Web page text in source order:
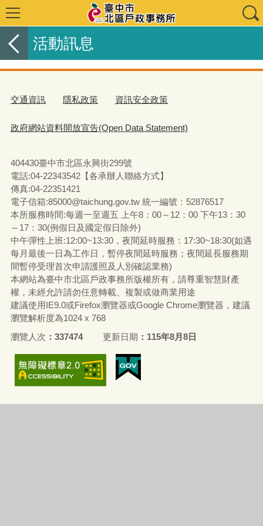
活動訊息
交通資訊 隱私政策 資訊安全政策
政府網站資料開放宣告(Open Data Statement)
404430臺中市北區永興街299號
電話:04-22343542【各承辦人聯絡方式】
傳真:04-22351421
電子信箱:85000@taichung.gov.tw 統一編號：52876517
本所服務時間:每週一至週五 上午8：00～12：00 下午13：30
～17：30(例假日及國定假日除外)
中午彈性上班:12:00~13:30，夜間延時服務：17:30~18:30(如遇
每月最後一日為工作日，暫停夜間延時服務；夜間延長服務期
間暫停受理首次申請護照及人別確認業務)
本網站為臺中市北區戶政事務所版權所有，請尊重智慧財產
權，未經允許請勿任意轉載、複製或做商業用途
建議使用IE9.0或Firefox瀏覽器或Google Chrome瀏覽器，建議
瀏覽解析度為1024 x 768
瀏覽人次
337474 更新日期 115年8月8日